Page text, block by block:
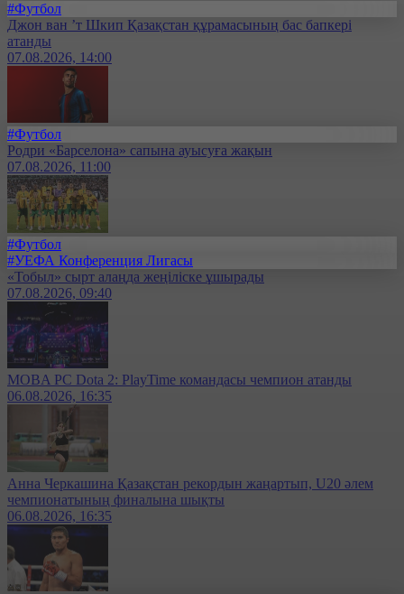
#Футбол
Джон ван ’т Шкип Қазақстан құрамасының бас бапкері
атанды
07.08.2026, 14:00
#Футбол
Родри «Барселона» сапына ауысуға жақын
07.08.2026, 11:00
#Футбол
#УЕФА Конференция Лигасы
«Тобыл» сырт алаңда жеңіліске ұшырады
07.08.2026, 09:40
MOBA PC Dota 2: PlayTime командасы чемпион атанды
06.08.2026, 16:35
Анна Черкашина Қазақстан рекордын жаңартып, U20 әлем
чемпионатының финалына шықты
06.08.2026, 16:35